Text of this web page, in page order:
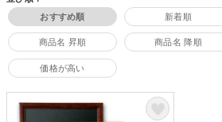
おすすめ順
新着順
商品名 昇順 商品名 降順
価格が高い